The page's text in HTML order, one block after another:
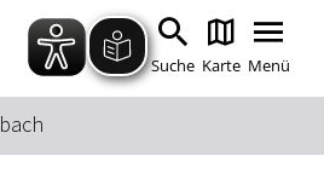
Zum Hauptinhalt springen
Zur Suche springen
Zur Hauptnavigation
Zum Footer springen
Suche Karte Menü